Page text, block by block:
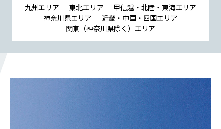
役員一覧
横浜グランドスラム
九州エリア 東北エリア
甲信越・北陸・東海エリア
神奈川県エリア
近畿・中国・四国エリア
関東（神奈川県除く）エリア